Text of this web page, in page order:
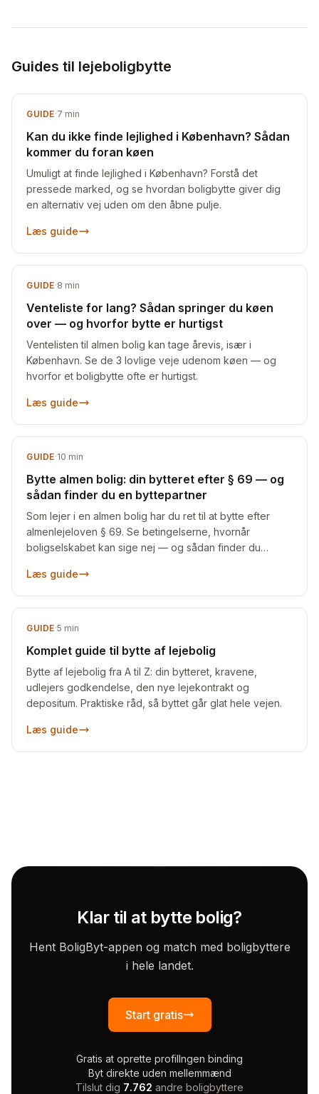
Guides til lejeboligbytte
GUIDE·7 min
Kan du ikke finde lejlighed i København? Sådan
kommer du foran køen
Umuligt at finde lejlighed i København? Forstå det
pressede marked, og se hvordan boligbytte giver dig
en alternativ vej uden om den åbne pulje.
Læs guide
GUIDE·8 min
Venteliste for lang? Sådan springer du køen
over — og hvorfor bytte er hurtigst
Ventelisten til almen bolig kan tage årevis, især i
København. Se de 3 lovlige veje udenom køen — og
hvorfor et boligbytte ofte er hurtigst.
Læs guide
GUIDE·10 min
Bytte almen bolig: din bytteret efter § 69 — og
sådan finder du en byttepartner
Som lejer i en almen bolig har du ret til at bytte efter
almenlejeloven § 69. Se betingelserne, hvornår
boligselskabet kan sige nej — og sådan finder du
Læs guide
GUIDE·5 min
Komplet guide til bytte af lejebolig
Bytte af lejebolig fra A til Z: din bytteret, kravene,
udlejers godkendelse, den nye lejekontrakt og
depositum. Praktiske råd, så byttet går glat hele vejen.
Læs guide
Klar til at bytte bolig?
Hent BoligByt-appen og match med boligbyttere
i hele landet.
Start gratis
Gratis at oprette profilIngen binding
Byt direkte uden mellemmænd
Tilslut dig 7.762 andre boligbyttere